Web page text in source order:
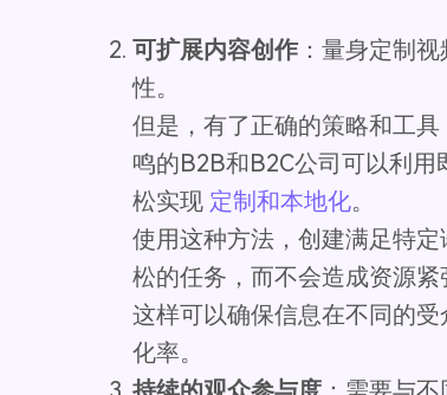
可扩展内容创作：量身定制
性。
但是，有了正确的策略和工
鸣的B2B和B2C公司可以利
松实现 定制和本地化。
使用这种方法，创建满足特
松的任务，而不会造成资源紧
这样可以确保信息在不同的
化率。